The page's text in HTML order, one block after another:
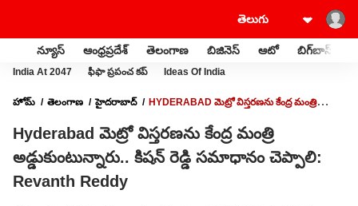
న్యూస్ ఆంధ్రప్రదేశ్ తెలంగాణ బిజినెస్ ఆటో బిగ్‌బాస్
India At 2047 ఫీఫా ప్రపంచ కప్ Ideas Of India
హోమ్ తెలంగాణ హైదరాబాద్
HYDERABAD మెట్రో విస్తరణను కేంద్ర మంత్రి
Hyderabad మెట్రో విస్తరణను కేంద్ర మంత్రి
అడ్డుకుంటున్నారు.. కిషన్ రెడ్డి సమాధానం చెప్పాలి:
Revanth Reddy